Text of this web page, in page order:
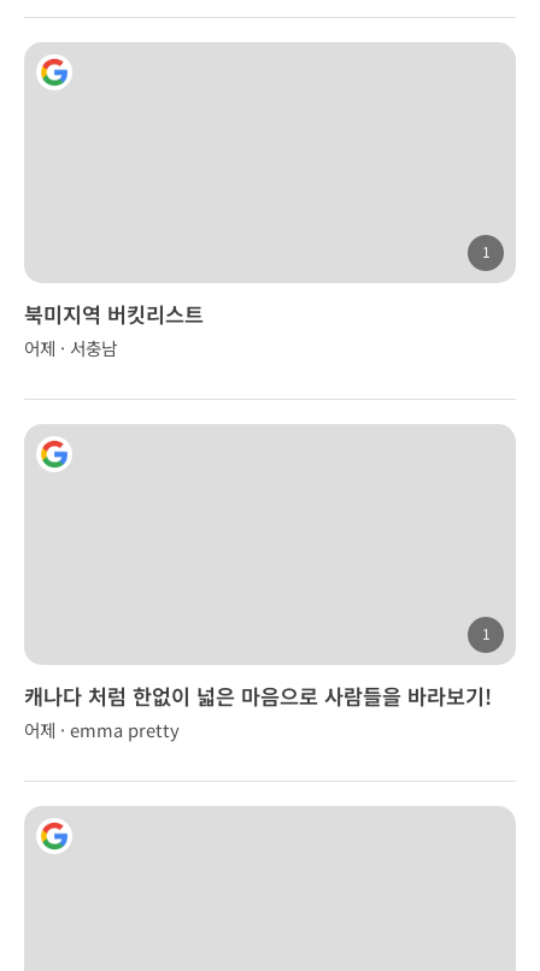
1
북미지역 버킷리스트
어제 · 서충남
1
캐나다 처럼 한없이 넓은 마음으로 사람들을 바라보기!
어제 · emma pretty